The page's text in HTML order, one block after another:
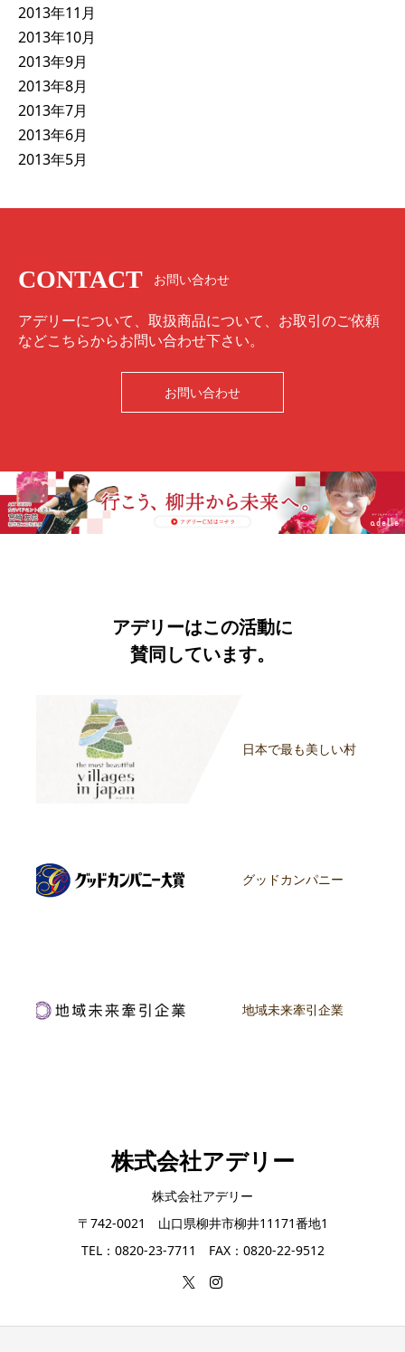
2013年11月
2013年10月
2013年9月
2013年8月
2013年7月
2013年6月
2013年5月
CONTACT お問い合わせ
アデリーについて、取扱商品について、お取引のご依頼
などこちらからお問い合わせ下さい。
お問い合わせ
アデリーはこの活動に
賛同しています。
日本で最も美しい村
グッドカンパニー
地域未来牽引企業
株式会社アデリー
株式会社アデリー
〒742-0021 山口県柳井市柳井11171番地1
TEL：0820-23-7711 FAX：0820-22-9512